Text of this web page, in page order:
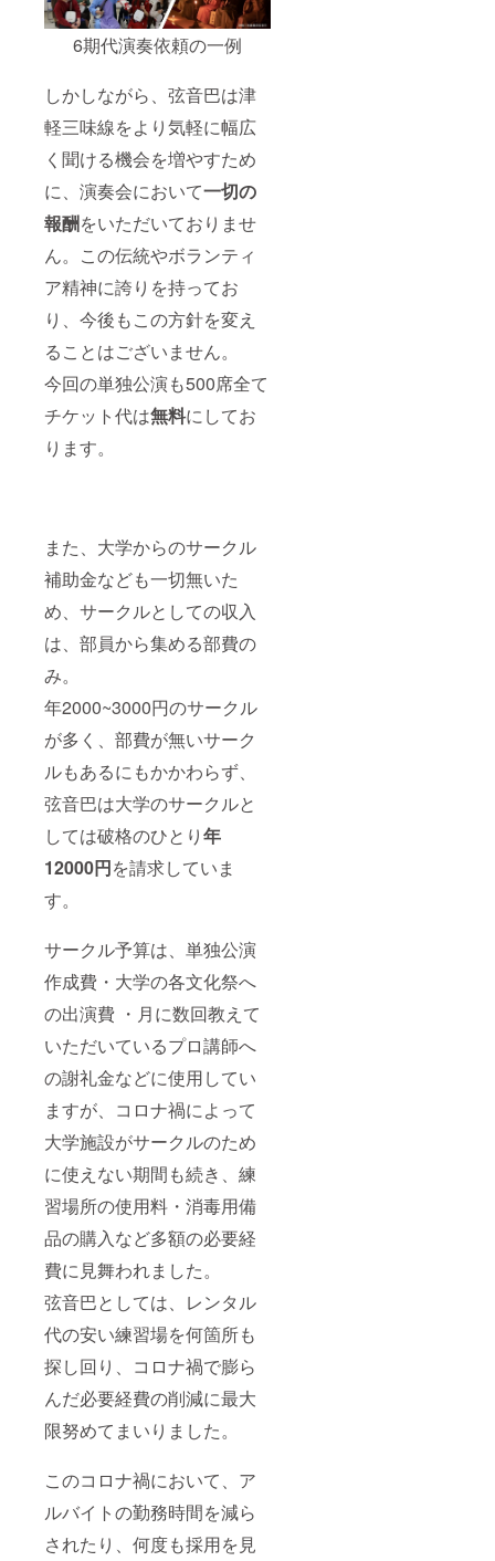
6期代演奏依頼の一例
しかしながら、弦音巴は津
軽三味線をより気軽に幅広
く聞ける機会を増やすため
に、演奏会において一切の
報酬をいただいておりませ
ん。この伝統やボランティ
ア精神に誇りを持ってお
り、今後もこの方針を変え
ることはございません。
今回の単独公演も500席全て
チケット代は無料にしてお
ります。
また、大学からのサークル
補助金なども一切無いた
め、サークルとしての収入
は、部員から集める部費の
み。
年2000~3000円のサークル
が多く、部費が無いサーク
ルもあるにもかかわらず、
弦音巴は大学のサークルと
しては破格のひとり年
12000円を請求していま
す。
サークル予算は、単独公演
作成費・大学の各文化祭へ
の出演費 ・月に数回教えて
いただいているプロ講師へ
の謝礼金などに使用してい
ますが、コロナ禍によって
大学施設がサークルのため
に使えない期間も続き、練
習場所の使用料・消毒用備
品の購入など多額の必要経
費に見舞われました。
弦音巴としては、レンタル
代の安い練習場を何箇所も
探し回り、コロナ禍で膨ら
んだ必要経費の削減に最大
限努めてまいりました。
このコロナ禍において、ア
ルバイトの勤務時間を減ら
されたり、何度も採用を見